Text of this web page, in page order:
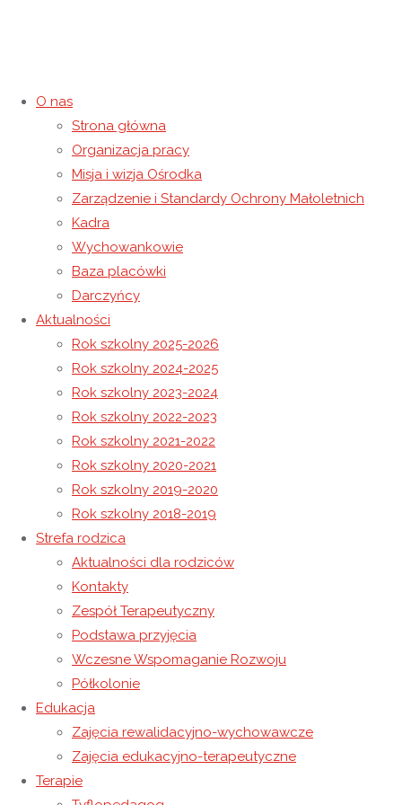
O nas
Strona główna
Organizacja pracy
Misja i wizja Ośrodka
Zarządzenie i Standardy Ochrony Małoletnich
Kadra
Wychowankowie
Baza placówki
Darczyńcy
Aktualności
Rok szkolny 2025-2026
Rok szkolny 2024-2025
Rok szkolny 2023-2024
Rok szkolny 2022-2023
Rok szkolny 2021-2022
Rok szkolny 2020-2021
Rok szkolny 2019-2020
Rok szkolny 2018-2019
Strefa rodzica
Aktualności dla rodziców
Kontakty
Zespół Terapeutyczny
Podstawa przyjęcia
Wczesne Wspomaganie Rozwoju
Półkolonie
Edukacja
Zajęcia rewalidacyjno-wychowawcze
Zajęcia edukacyjno-terapeutyczne
Terapie
Świąteczna kartka
11 grudnia 202011 grudnia 2020 Rok szkolny 2020-2021
Strona główna Rok szkolny 2020-2021
Mikołajki
Świąteczne ozdoby
11 grudnia 202011 grudnia 2020
Wszystkim dziękujemy za udział w naszym konkursie.